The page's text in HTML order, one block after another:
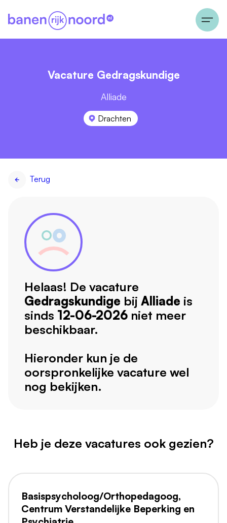
Vacature Gedragskundige
Alliade
Drachten
Terug
Helaas! De vacature
Gedragskundige bij Alliade is
sinds 12-06-2026 niet meer
beschikbaar.
Hieronder kun je de
oorspronkelijke vacature wel
nog bekijken.
Heb je deze vacatures ook gezien?
Basispsycholoog/Orthopedagoog,
Centrum Verstandelijke Beperking en